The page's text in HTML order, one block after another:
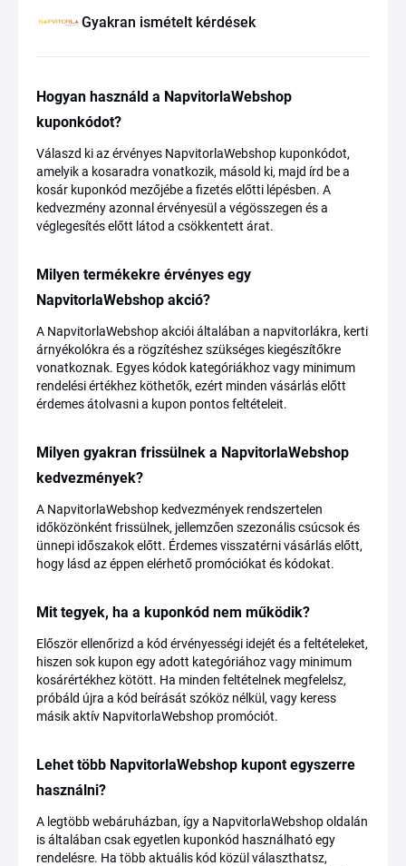
Gyakran ismételt kérdések
Hogyan használd a NapvitorlaWebshop
kuponkódot?
Válaszd ki az érvényes NapvitorlaWebshop kuponkódot,
amelyik a kosaradra vonatkozik, másold ki, majd írd be a
kosár kuponkód mezőjébe a fizetés előtti lépésben. A
kedvezmény azonnal érvényesül a végösszegen és a
véglegesítés előtt látod a csökkentett árat.
Milyen termékekre érvényes egy
NapvitorlaWebshop akció?
A NapvitorlaWebshop akciói általában a napvitorlákra, kerti
árnyékolókra és a rögzítéshez szükséges kiegészítőkre
vonatkoznak. Egyes kódok kategóriákhoz vagy minimum
rendelési értékhez köthetők, ezért minden vásárlás előtt
érdemes átolvasni a kupon pontos feltételeit.
Milyen gyakran frissülnek a NapvitorlaWebshop
kedvezmények?
A NapvitorlaWebshop kedvezmények rendszertelen
időközönként frissülnek, jellemzően szezonális csúcsok és
ünnepi időszakok előtt. Érdemes visszatérni vásárlás előtt,
hogy lásd az éppen elérhető promóciókat és kódokat.
Mit tegyek, ha a kuponkód nem működik?
Először ellenőrizd a kód érvényességi idejét és a feltételeket,
hiszen sok kupon egy adott kategóriához vagy minimum
kosárértékhez kötött. Ha minden feltételnek megfelelsz,
próbáld újra a kód beírását szóköz nélkül, vagy keress
másik aktív NapvitorlaWebshop promóciót.
Lehet több NapvitorlaWebshop kupont egyszerre
használni?
A legtöbb webáruházban, így a NapvitorlaWebshop oldalán
is általában csak egyetlen kuponkód használható egy
rendelésre. Ha több aktuális kód közül választhatsz,